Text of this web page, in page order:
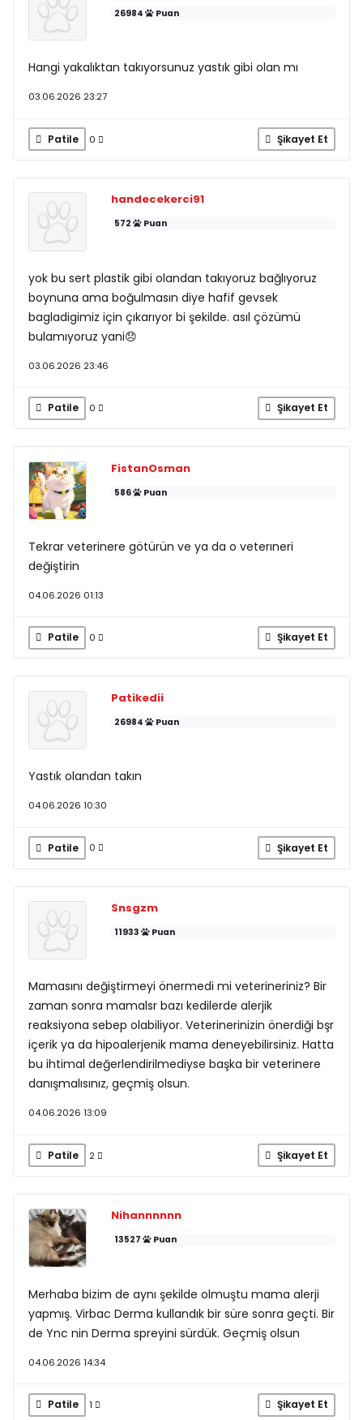
26984 Puan
Hangi yakalıktan takıyorsunuz yastık gibi olan mı
03.06.2026 23:27
Patile 0 Şikayet Et
handecekerci91
572 Puan
yok bu sert plastik gibi olandan takıyoruz bağlıyoruz
boynuna ama boğulmasın diye hafif gevsek
bagladigimiz için çıkarıyor bi şekilde. asıl çözümü
bulamıyoruz yani😞
03.06.2026 23:46
Patile 0 Şikayet Et
FistanOsman
586 Puan
Tekrar veterinere götürün ve ya da o veterıneri
değiştirin
04.06.2026 01:13
Patile 0 Şikayet Et
Patikedii
26984 Puan
Yastık olandan takın
04.06.2026 10:30
Patile 0 Şikayet Et
Snsgzm
11933 Puan
Mamasını değiştirmeyi önermedi mi veterineriniz? Bir
zaman sonra mamalsr bazı kedilerde alerjik
reaksiyona sebep olabiliyor. Veterinerinizin önerdiği bşr
içerik ya da hipoalerjenik mama deneyebilirsiniz. Hatta
bu ihtimal değerlendirilmediyse başka bir veterinere
danışmalısınız, geçmiş olsun.
04.06.2026 13:09
Patile 2 Şikayet Et
Nihannnnnn
13527 Puan
Merhaba bizim de aynı şekilde olmuştu mama alerji
yapmış. Virbac Derma kullandık bir süre sonra geçti. Bir
de Ync nin Derma spreyini sürdük. Geçmiş olsun
04.06.2026 14:34
Patile 1 Şikayet Et